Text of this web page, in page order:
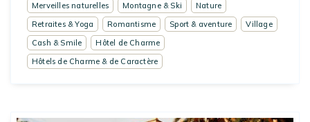
Merveilles naturelles
Montagne & Ski
Nature
Retraites & Yoga
Romantisme Sport & aventure
Village
Cash & Smile
Hôtel de Charme
Hôtels de Charme & de Caractère